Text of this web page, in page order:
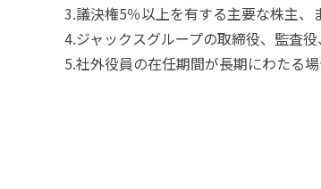
3.議決権5％以上を有する主要な株主、
4.ジャックスグループの取締役、監査
5.社外役員の在任期間が長期にわたる